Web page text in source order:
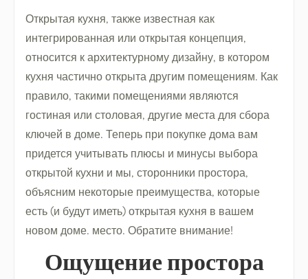
Открытая кухня, также известная как
интегрированная или открытая концепция,
относится к архитектурному дизайну, в котором
кухня частично открыта другим помещениям. Как
правило, такими помещениями являются
гостиная или столовая, другие места для сбора
ключей в доме. Теперь при покупке дома вам
придется учитывать плюсы и минусы выбора
открытой кухни и мы, сторонники простора,
объясним некоторые преимущества, которые
есть (и будут иметь) открытая кухня в вашем
новом доме. место. Обратите внимание!
Ощущение простора